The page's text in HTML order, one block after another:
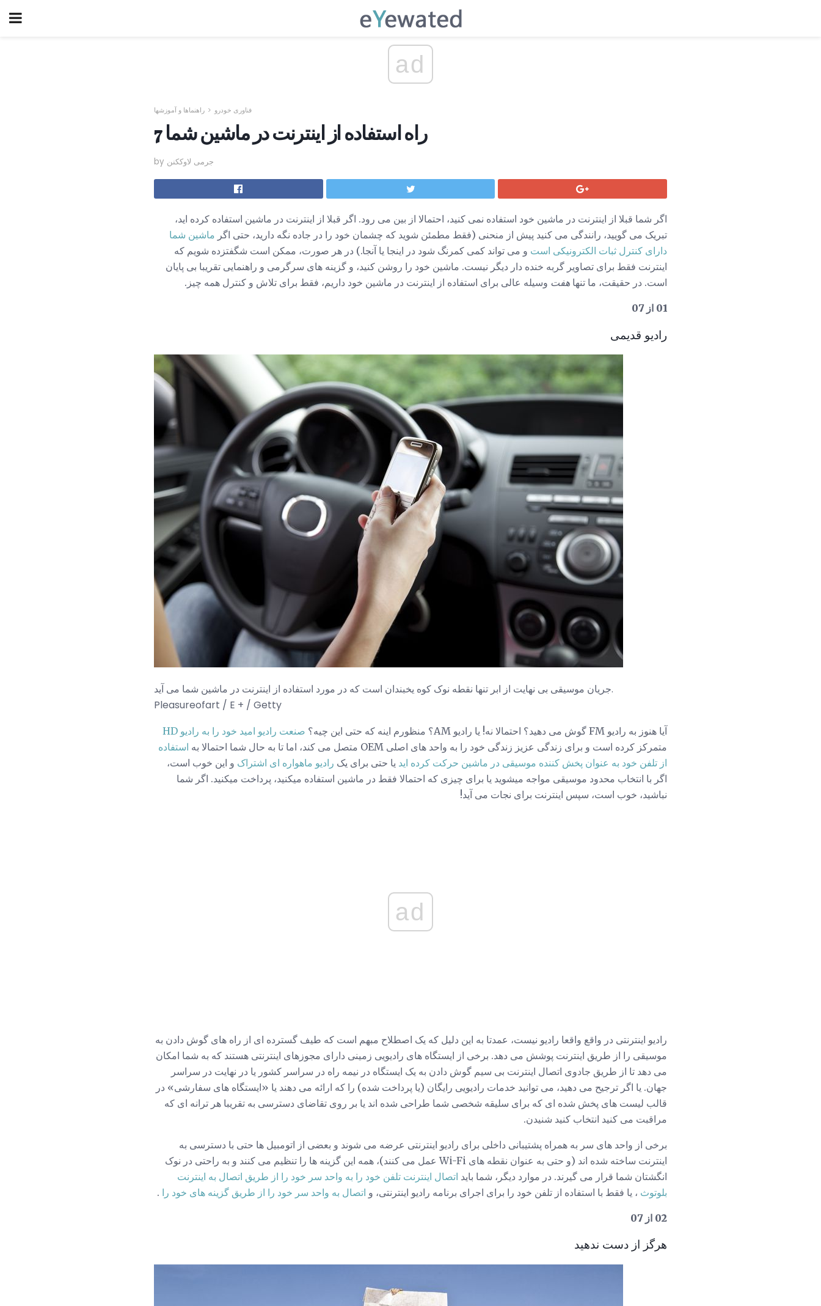
ad
فناوری خودرو راهنماها و آموزشها
7 راه استفاده از اینترنت در ماشین شما
by جرمی لاوککنن
اگر شما قبلا از اینترنت در ماشین خود استفاده نمی کنید، احتمالا از بین می رود. اگر قبلا از اینترنت در ماشین استفاده کرده اید،
تبریک می گویید، رانندگی می کنید پیش از منحنی (فقط مطمئن شوید که چشمان خود را در جاده نگه دارید، حتی اگر ماشین شما
دارای کنترل ثبات الکترونیکی است و می تواند کمی کمرنگ شود در اینجا یا آنجا.) در هر صورت، ممكن است شگفتزده شویم كه
اینترنت فقط برای تصاویر گربه خنده دار دیگر نیست. ماشین خود را روشن کنید، و گزینه های سرگرمی و راهنمایی تقریبا بی پایان
است. در حقیقت، ما تنها هفت وسیله عالی برای استفاده از اینترنت در ماشین خود داریم، فقط برای تلاش و کنترل همه چیز.
01 از 07
رادیو قدیمی
جریان موسیقی بی نهایت از ابر تنها نقطه نوک کوه یخبندان است که در مورد استفاده از اینترنت در ماشین شما می آید.
Pleasureofart / E + / Getty
آیا هنوز به رادیو FM گوش می دهید؟ احتمالا نه! یا رادیو AM؟ منظورم اینه که حتی این چیه؟
صنعت رادیو امید خود را به رادیو HD
متمرکز کرده است و برای زندگی عزیز زندگی خود را به واحد های اصلی OEM متصل می کند، اما تا به حال شما احتمالا به
استفاده
از تلفن خود به عنوان پخش کننده موسیقی در ماشین حرکت کرده اید یا حتی برای یک رادیو ماهواره ای اشتراک و این خوب است،
اگر با انتخاب محدود موسیقی مواجه میشوید یا برای چیزی که احتمالا فقط در ماشین استفاده میکنید، پرداخت میکنید. اگر شما
نباشید، خوب است، سپس اینترنت برای نجات می آید!
ad
رادیو اینترنتی در واقع واقعا رادیو نیست، عمدتا به این دلیل که یک اصطلاح مبهم است که طیف گسترده ای از راه های گوش دادن به
موسیقی را از طریق اینترنت پوشش می دهد. برخی از ایستگاه های رادیویی زمینی دارای مجوزهای اینترنتی هستند که به شما امکان
می دهد تا از طریق جادوی اتصال اینترنت بی سیم گوش دادن به یک ایستگاه در نیمه راه در سراسر کشور یا در نهایت در سراسر
جهان. یا اگر ترجیح می دهید، می توانید خدمات رادیویی رایگان (یا پرداخت شده) را که ارائه می دهند یا «ایستگاه های سفارشی» در
قالب لیست های پخش شده ای که برای سلیقه شخصی شما طراحی شده اند یا بر روی تقاضای دسترسی به تقریبا هر ترانه ای که
مراقبت می کنید انتخاب کنید شنیدن.
برخی از واحد های سر به همراه پشتیبانی داخلی برای رادیو اینترنتی عرضه می شوند و بعضی از اتومبیل ها حتی با دسترسی به
اینترنت ساخته شده اند (و حتی به عنوان نقطه های Wi-Fi عمل می کنند)، همه این گزینه ها را تنظیم می کنند و به راحتی در نوک
انگشتان شما قرار می گیرند. در موارد دیگر، شما باید اتصال اینترنت تلفن خود را به واحد سر خود را از طریق اتصال به اینترنت
بلوتوث ، یا فقط با استفاده از تلفن خود را برای اجرای برنامه رادیو اینترنتی، و اتصال به واحد سر خود را از طریق گزینه های خود را .
02 از 07
هرگز از دست ندهید